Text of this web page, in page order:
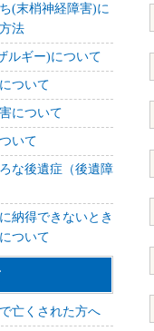
(末梢神経障害)に
法
ルギー)について
ついて
について
いて
な後遺症（後遺障
納得できないとき
ついて
亡くされた方へ